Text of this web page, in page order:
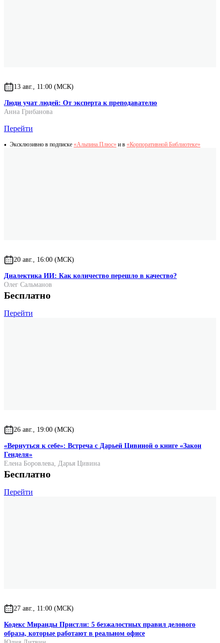
13 авг., 11:00 (МСК)
Люди учат людей: От эксперта к преподавателю
Анна Грибанова
Перейти
Эксклюзивно в подписке «Альпина.Плюс» и в «Корпоративной Библиотеке»
20 авг., 16:00 (МСК)
Диалектика ИИ: Как количество перешло в качество?
Олег Сальманов
Бесплатно
Перейти
26 авг., 19:00 (МСК)
«Вернуться к себе»: Встреча с Дарьей Цивиной о книге «Закон
Генделя»
Елена Боровлева, Дарья Цивина
Бесплатно
Перейти
27 авг., 11:00 (МСК)
Кодекс Миранды Пристли: 5 безжалостных правил делового
образа, которые работают в реальном офисе